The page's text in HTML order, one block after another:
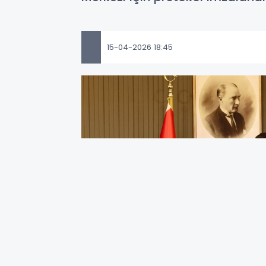
15-04-2026 18:45